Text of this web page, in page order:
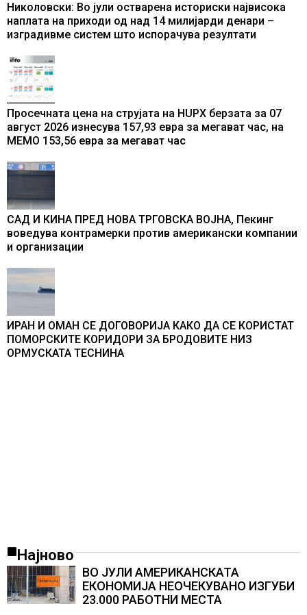
Николовски: Во јули остварена историски највисока
наплата на приходи од над 14 милијарди денари –
изградивме систем што испорачува резултати
Просечната цена на струјата на HUPX берзата за 07
август 2026 изнесува 157,93 евра за мегават час, на
МЕМО 153,56 евра за мегават час
САД И КИНА ПРЕД НОВА ТРГОВСКА ВОЈНА, Пекинг
воведува контрамерки против американски компании
и организации
ИРАН И ОМАН СЕ ДОГОВОРИЈА КАКО ДА СЕ КОРИСТАТ
ПОМОРСКИТЕ КОРИДОРИ ЗА БРОДОВИТЕ НИЗ
ОРМУСКАТА ТЕСНИНА
Најново
ВО ЈУЛИ АМЕРИКАНСКАТА
ЕКОНОМИЈА НЕОЧЕКУВАНО ИЗГУБИ
23.000 РАБОТНИ МЕСТА